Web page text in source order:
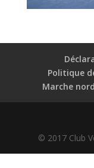
Politique
Marche
© 2017 Club